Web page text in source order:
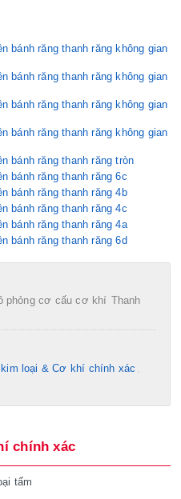
bánh răng thanh răng không gian
bánh răng thanh răng không gian
bánh răng thanh răng không gian
bánh răng thanh răng không gian
bánh răng thanh răng tròn
bánh răng thanh răng 6c
bánh răng thanh răng 4b
bánh răng thanh răng 4c
bánh răng thanh răng 4a
bánh răng thanh răng 6d
phỏng cơ cấu cơ khí Thanh
loại & Cơ khí chính xác
chính xác
tấm